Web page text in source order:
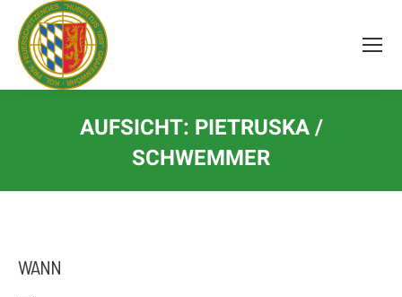
springen
AUFSICHT: PIETRUSKA /
SCHWEMMER
WANN